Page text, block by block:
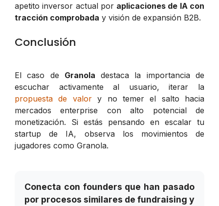
apetito inversor actual por aplicaciones de IA con
tracción comprobada y visión de expansión B2B.
Conclusión
El caso de Granola destaca la importancia de
escuchar activamente al usuario, iterar la
propuesta de valory no temer el salto hacia
mercados enterprise con alto potencial de
monetización. Si estás pensando en escalar tu
startup de IA, observa los movimientos de
jugadores como Granola.
Conecta con founders que han pasado
por procesos similares de fundraising y